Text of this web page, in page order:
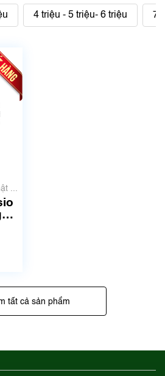
4 triệu - 5 triệu- 6 triệu 7
...
tất cả sản phẩm